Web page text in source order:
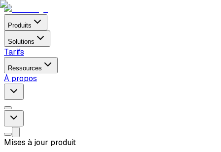
Produits
Solutions
Tarifs
Ressources
À propos
Mises à jour produit